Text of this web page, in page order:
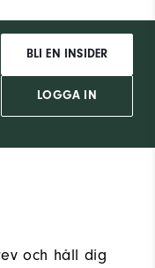
BLI EN INSIDER
LOGGA IN
och håll dig